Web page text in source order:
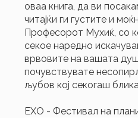
оваа книга, да ви
читајќи ги густите и
Професорот Мухиќ, со
секое наредно
врвовите на вашата
почувствувате
љубов кој секогаш
ЕХО - Фестивал на